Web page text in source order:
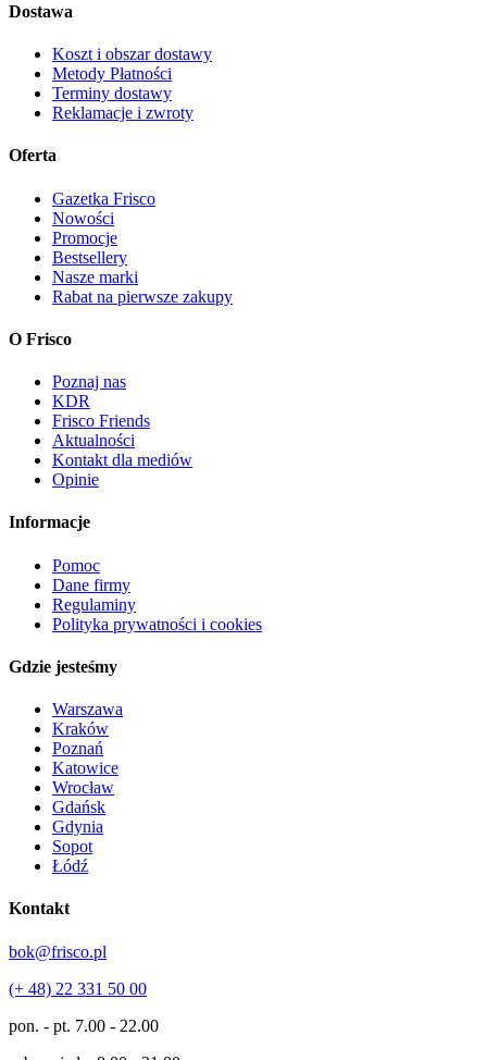
Dostawa
Koszt i obszar dostawy
Metody Płatności
Terminy dostawy
Reklamacje i zwroty
Oferta
Gazetka Frisco
Nowości
Promocje
Bestsellery
Nasze marki
Rabat na pierwsze zakupy
O Frisco
Poznaj nas
KDR
Frisco Friends
Aktualności
Kontakt dla mediów
Opinie
Informacje
Pomoc
Dane firmy
Regulaminy
Polityka prywatności i cookies
Gdzie jesteśmy
Warszawa
Kraków
Poznań
Katowice
Wrocław
Gdańsk
Gdynia
Sopot
Łódź
Kontakt
bok@frisco.pl
(+ 48) 22 331 50 00
pon. - pt. 7.00 - 22.00